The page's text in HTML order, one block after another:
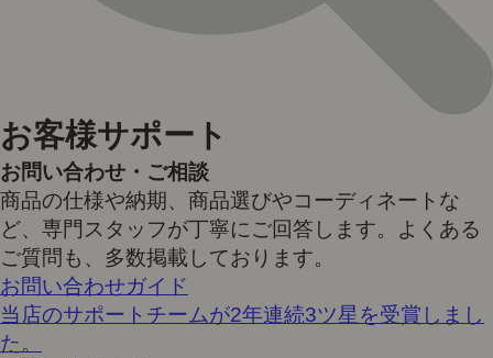
お客様サポート
お問い合わせ・ご相談
商品の仕様や納期、商品選びやコーディネートな
ど、専門スタッフが丁寧にご回答します。よくある
ご質問も、多数掲載しております。
お問い合わせガイド
当店のサポートチームが2年連続3ツ星を受賞しまし
た。